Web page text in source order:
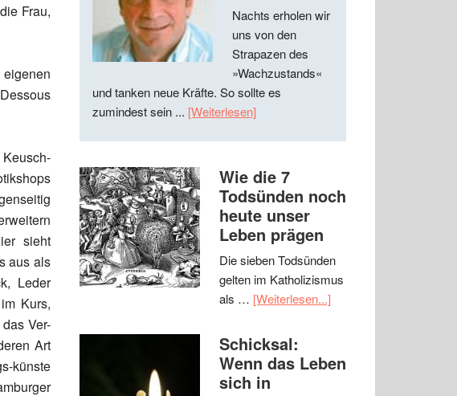
Frau,
sieht
aus als
Leder
Kurs,
Ver-
Art
künste
Nachts erholen wir
uns von den
Strapazen des
»Wachzustands«
und tanken neue Kräfte. So sollte es
zumindest sein ... [Weiterlesen]
Wie die 7
Todsünden noch
heute unser
Leben prägen
Die sieben Todsünden
gelten im Katholizismus
als … [Weiterlesen...]
Schicksal:
Wenn das Leben
sich in